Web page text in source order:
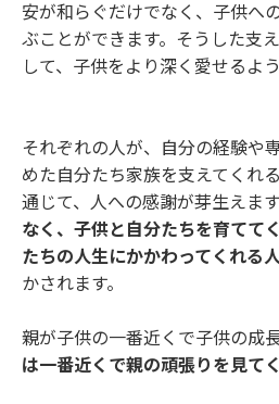
安が和らぐだけでなく、子供へ
ぶことができます。そうした支
して、子供をより深く愛せるよ
それぞれの人が、自分の経験や
めた自分たち家族を支えてくれ
通じて、人への感謝が芽生えます
なく、子供と自分たちを育てて
たちの人生にかかわってくれる
かされます。
親が子供の一番近くで子供の成
は一番近くで親の頑張りを見て